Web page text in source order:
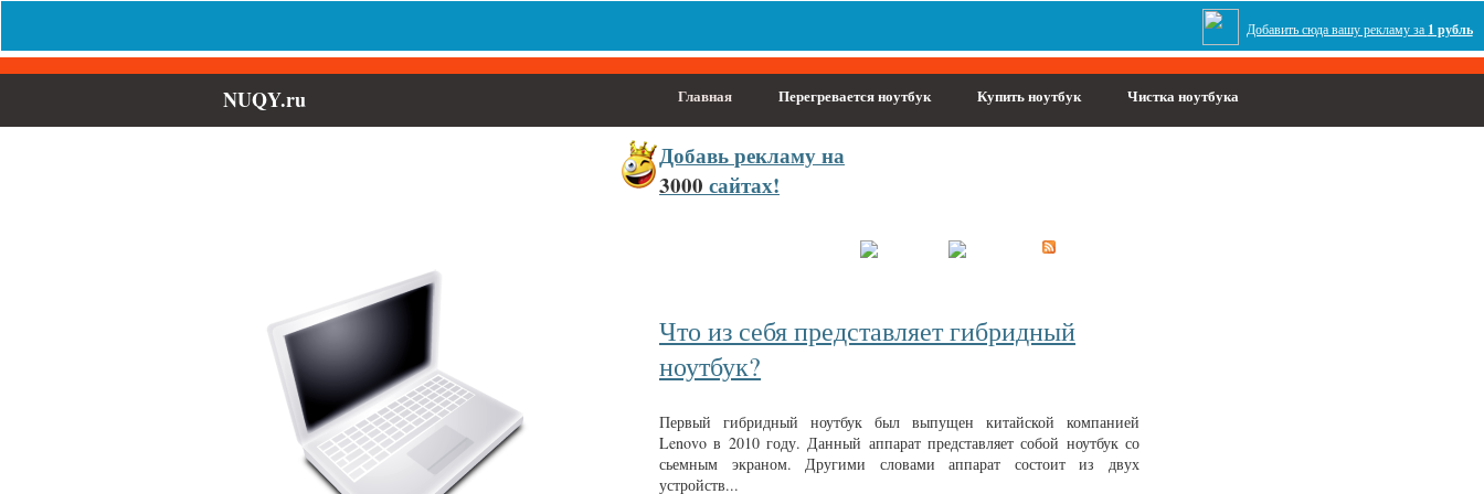
Добавить сюда вашу рекламу за 1 рубль
NUQY.ru Главная Перегревается ноутбук Купить ноутбук Чистка ноутбука
Добавьрекламу на
3000 сайтах!
Что из себя представляет гибридный
ноутбук?
Первый гибридный ноутбук был выпущен китайской компанией
Lenovo в 2010 году. Данный аппарат представляет собой ноутбук со
сьемным экраном. Другими словами аппарат состоит из двух
устройств...